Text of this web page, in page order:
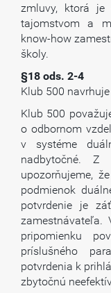
zmluvy, ktorá je
tajomstvom a
know-how
školy.
§18 ods. 2-4
Klub 500
Klub 500
o odbornom
v systéme
nadbytočné. Z
upozorňujeme,
podmienok
potvrdenie je
zamestnávateľa.
pripomienku
príslušného
potvrdenia k
zbytočnú